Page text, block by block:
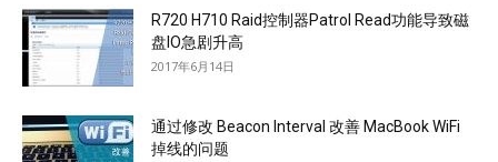
R720 H710 Raid控制器Patrol Read功能导致磁
盘IO急剧升高
2017年6月14日
通过修改 Beacon Interval 改善 MacBook WiFi
掉线的问题